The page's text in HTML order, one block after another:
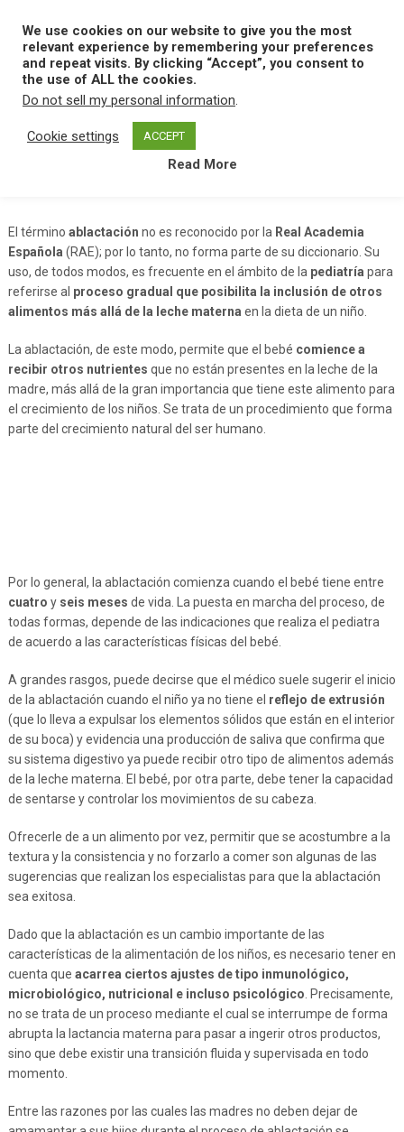
content
MENU
Home A Ablactacion
El término ablactación no es reconocido por la Real Academia
Española (RAE); por lo tanto, no forma parte de su diccionario. Su
uso, de todos modos, es frecuente en el ámbito de la pediatría para
referirse al proceso gradual que posibilita la inclusión de otros
alimentos más allá de la leche materna en la dieta de un niño.
La ablactación, de este modo, permite que el bebé comience a
recibir otros nutrientes que no están presentes en la leche de la
madre, más allá de la gran importancia que tiene este alimento para
el crecimiento de los niños. Se trata de un procedimiento que forma
parte del crecimiento natural del ser humano.
Por lo general, la ablactación comienza cuando el bebé tiene entre
cuatro y seis meses de vida. La puesta en marcha del proceso, de
todas formas, depende de las indicaciones que realiza el pediatra
de acuerdo a las características físicas del bebé.
A grandes rasgos, puede decirse que el médico suele sugerir el inicio
de la ablactación cuando el niño ya no tiene el reflejo de extrusión
(que lo lleva a expulsar los elementos sólidos que están en el interior
de su boca) y evidencia una producción de saliva que confirma que
su sistema digestivo ya puede recibir otro tipo de alimentos además
de la leche materna. El bebé, por otra parte, debe tener la capacidad
de sentarse y controlar los movimientos de su cabeza.
Ofrecerle de a un alimento por vez, permitir que se acostumbre a la
textura y la consistencia y no forzarlo a comer son algunas de las
sugerencias que realizan los especialistas para que la ablactación
sea exitosa.
Dado que la ablactación es un cambio importante de las
características de la alimentación de los niños, es necesario tener en
cuenta que acarrea ciertos ajustes de tipo inmunológico,
microbiológico, nutricional e incluso psicológico . Precisamente,
no se trata de un proceso mediante el cual se interrumpe de forma
abrupta la lactancia materna para pasar a ingerir otros productos,
sino que debe existir una transición fluida y supervisada en todo
momento.
Entre las razones por las cuales las madres no deben dejar de
We use cookies on our website to give you the most
relevant experience by remembering your preferences
and repeat visits. By clicking “Accept”, you consent to
the use of ALL the cookies.
Do not sell my personal information.
Cookie settings ACCEPT
Read More